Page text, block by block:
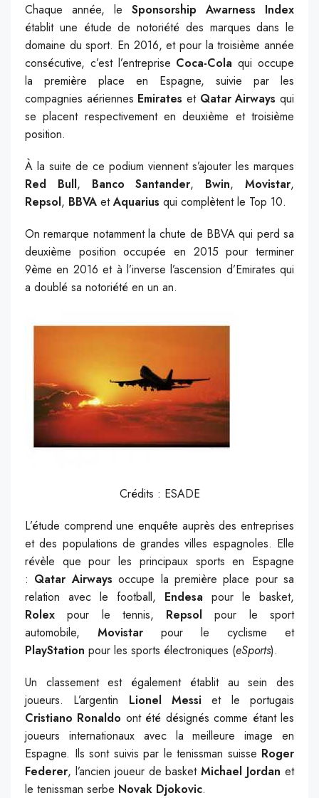
Chaque année, le Sponsorship Awarness Index
établit une étude de notoriété des marques dans le
domaine du sport. En 2016, et pour la troisième année
consécutive, c’est l’entreprise Coca-Cola qui occupe
la première place en Espagne, suivie par les
compagnies aériennes Emirates et Qatar Airways qui
se placent respectivement en deuxième et troisième
position.
À la suite de ce podium viennent s’ajouter les marques
Red Bull, Banco Santander, Bwin,Movistar,
Repsol, BBVA etAquarius qui complètent le Top 10.
On remarque notamment la chute de BBVA qui perd sa
deuxième position occupée en 2015 pour terminer
9ème en 2016 et à l’inverse l’ascension d’Emirates qui
a doublé sa notoriété en un an.
Crédits : ESADE
L’étude comprend une enquête auprès des entreprises
et des populations de grandes villes espagnoles. Elle
révèle que pour les principaux sports en Espagne
: Qatar Airways occupe la première place pour sa
relation avec le football, Endesa pour le basket,
Rolex pour le tennis, Repsol pour le sport
automobile,
Movistar
pour le cyclisme et
PlayStation pour les sports électroniques (eSports).
Un classement est également établit au sein des
joueurs. L’argentin Lionel Messi et le portugais
Cristiano Ronaldo ont été désignés comme étant les
joueurs internationaux avec la meilleure image en
Espagne. Ils sont suivis par le tenissman suisse Roger
Federer, l’ancien joueur de basketMichael Jordan et
le tenissman serbe Novak Djokovic.